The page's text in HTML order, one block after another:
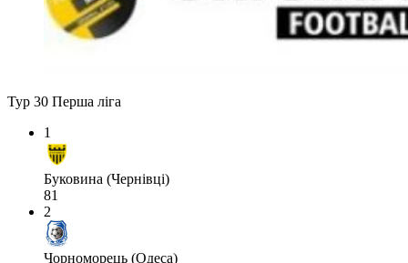
Тур 30 Перша ліга
1
Буковина (Чернівці)
81
2
Чорноморець (Одеса)